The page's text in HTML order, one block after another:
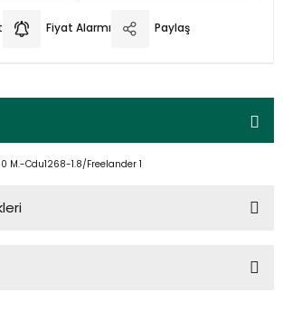
Fiyat Alarmı Paylaş
M.-Cdu1268-1.8/Freelander 1